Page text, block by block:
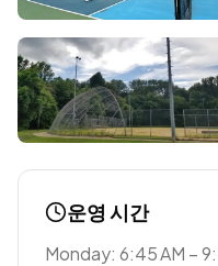
운영 시간
Monday: 6:45 AM –